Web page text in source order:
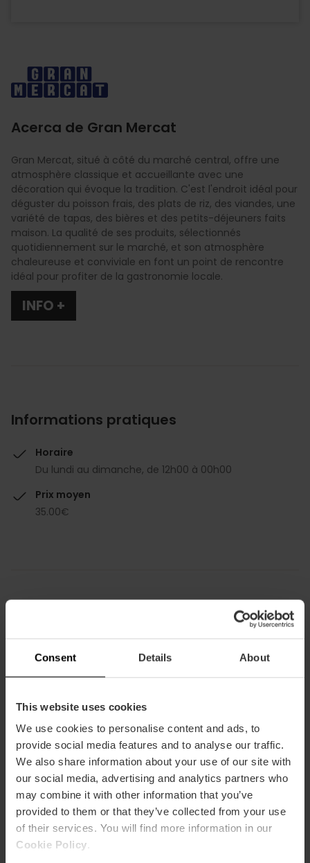
Consent Details About
This website uses cookies
We use cookies to personalise content and ads, to
provide social media features and to analyse our traffic.
We also share information about your use of our site with
our social media, advertising and analytics partners who
may combine it with other information that you’ve
provided to them or that they’ve collected from your use
of their services. You will find more information in our
Cookie Policy
Acerca de Gran Mercat
Imagen
Gran Mercat, situé à côté du marché central, offre une
atmosphère classique et accueillante avec une
décoration qui évoque la tradition. C'est l'endroit idéal pour
déguster du poisson frais, des plats de riz, des viandes, une
variété de tapas, des bières et des petits-déjeuners faits
maison. La qualité de ses produits, sélectionnés
quotidiennement sur le marché, et son atmosphère
chaleureuse et conviviale en font un point de rencontre
idéal pour profiter de la gastronomie locale.
INFO +
Informations pratiques
Horaire
Du lundi au dimanche, de 12h00 à 00h00
Prix moyen
35.00€
Restaurant
120
Comment s'y rendre
Metro
L1,L3